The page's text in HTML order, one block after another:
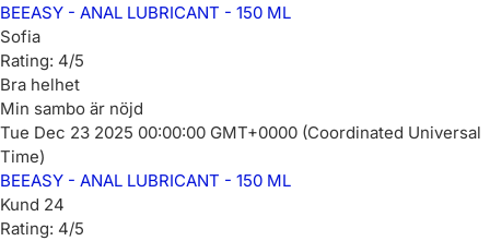
BEEASY - ANAL LUBRICANT - 150 ML
Sofia
Rating: 4/5
Bra helhet
Min sambo är nöjd
Tue Dec 23 2025 00:00:00 GMT+0000 (Coordinated Universal
Time)
BEEASY - ANAL LUBRICANT - 150 ML
Kund 24
Rating: 4/5